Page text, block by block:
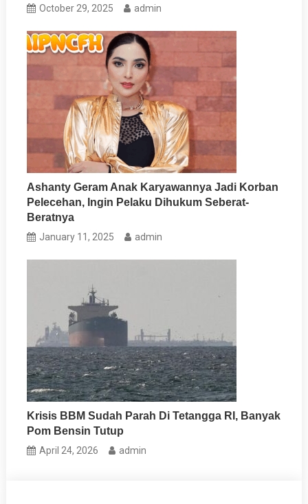
October 29, 2025 admin
Ashanty Geram Anak Karyawannya Jadi Korban
Pelecehan, Ingin Pelaku Dihukum Seberat-
Beratnya
January 11, 2025 admin
Krisis BBM Sudah Parah Di Tetangga RI, Banyak
Pom Bensin Tutup
April 24, 2026 admin